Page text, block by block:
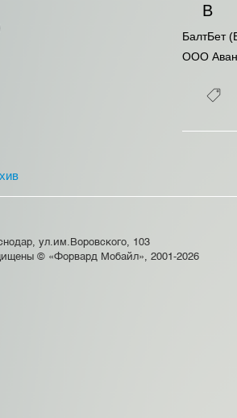
В
БалтБет
ООО
ул.им.Воровского, 103
© «Форвард Мобайл», 2001-2026